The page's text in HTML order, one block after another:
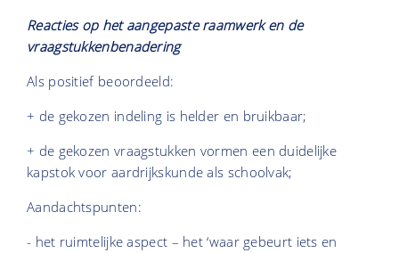
Reacties op het aangepaste raamwerk en de
vraagstukkenbenadering
Als positief beoordeeld:
+ de gekozen indeling is helder en bruikbaar;
+ de gekozen vraagstukken vormen een duidelijke
kapstok voor aardrijkskunde als schoolvak;
Aandachtspunten:
- het ruimtelijke aspect – het ‘waar gebeurt iets en